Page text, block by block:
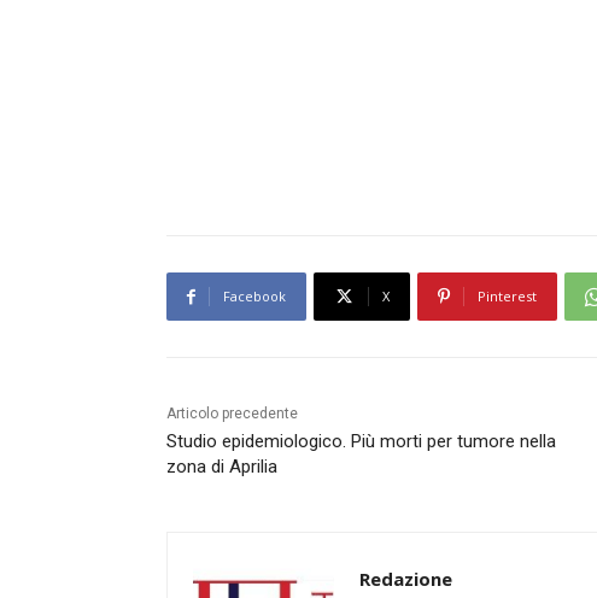
Facebook X Pinterest
Articolo precedente
Studio epidemiologico. Più morti per tumore nella
zona di Aprilia
Redazione